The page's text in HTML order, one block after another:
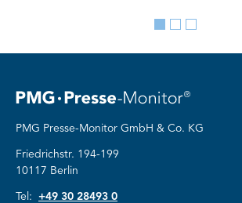
Go
slide
Go
slide
Go
slide
PMG Presse-Monitor GmbH & Co. KG
Friedrichstr. 194-199
10117 Berlin
Tel: +49 30 28493 0